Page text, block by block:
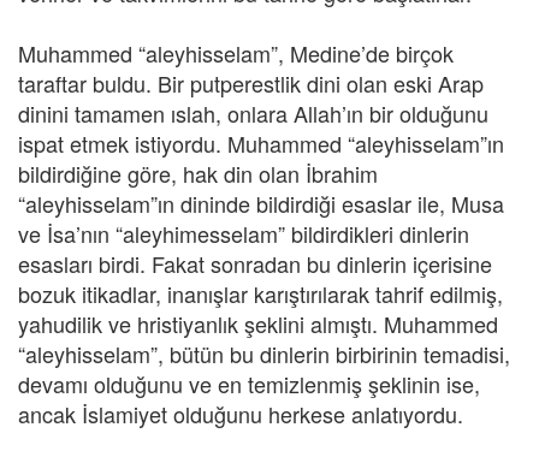
Muhammed “aleyhisselam”, Medine’de birçok
taraftar buldu. Bir putperestlik dini olan eski Arap
dinini tamamen ıslah, onlara Allah’ın bir olduğunu
ispat etmek istiyordu. Muhammed “aleyhisselam”ın
bildirdiğine göre, hak din olan İbrahim
“aleyhisselam”ın dininde bildirdiği esaslar ile, Musa
ve İsa’nın “aleyhimesselam” bildirdikleri dinlerin
esasları birdi. Fakat sonradan bu dinlerin içerisine
bozuk itikadlar, inanışlar karıştırılarak tahrif edilmiş,
yahudilik ve hristiyanlık şeklini almıştı. Muhammed
“aleyhisselam”, bütün bu dinlerin birbirinin temadisi,
devamı olduğunu ve en temizlenmiş şeklinin ise,
ancak İslamiyet olduğunu herkese anlatıyordu.